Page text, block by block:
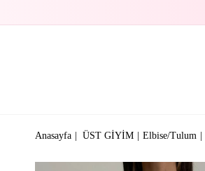
Anasayfa ÜST GİYİM Elbise/Tulum